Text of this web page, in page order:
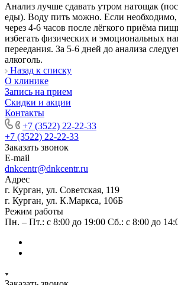
Анализ лучше сдавать утром натощак
еды). Воду пить можно. Если необходимо,
через 4-6 часов после лёгкого приёма
избегать физических и эмоциональных
переедания. За 5-6 дней до анализа
алкоголь.
Назад к списку
О клинике
Запись на прием
Скидки и акции
Контакты
+7 (3522) 22-22-33
+7 (3522) 22-22-33
Заказать звонок
E-mail
dnkcentr@dnkcentr.ru
Адрес
г. Курган, ул. Советская, 119
г. Курган, ул. К.Маркса, 106Б
Режим работы
Пн. – Пт.: с 8:00 до 19:00 Сб.: с 8:00 до